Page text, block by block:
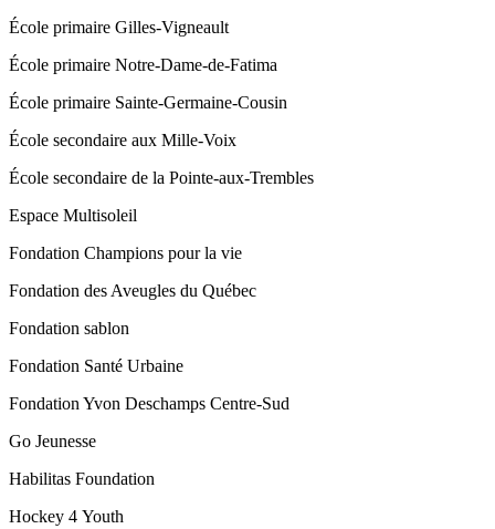
École primaire Gilles-Vigneault
École primaire Notre-Dame-de-Fatima
École primaire Sainte-Germaine-Cousin
École secondaire aux Mille-Voix
École secondaire de la Pointe-aux-Trembles
Espace Multisoleil
Fondation Champions pour la vie
Fondation des Aveugles du Québec
Fondation sablon
Fondation Santé Urbaine
Fondation Yvon Deschamps Centre-Sud
Go Jeunesse
Habilitas Foundation
Hockey 4 Youth